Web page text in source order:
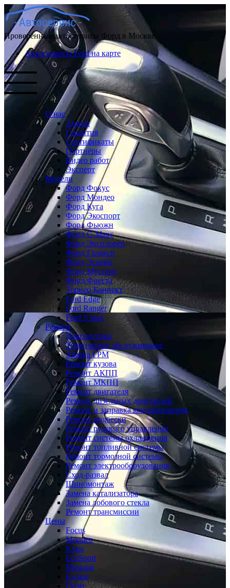
Проверенные автосервисы Форд в Москве
Автосервисы Ford на карте
О нас
Акции
Гарантия
Сертификаты
Партнёры
Видео работ
Эксперт
Модели
Форд Фокус
Форд Мондео
Форд Куга
Форд Экоспорт
Форд Фьюжн
Форд С-Макс
Форд Эксплорер
Форд Галакси
Форд Эскейп
Форд Мустанг
Форд Фиеста
Торнео Коннект
Ford Edge
Ford Ranger
Ford S max
Ремонт
Диагностика
Техническое обслуживание
Замена ГРМ
Ремонт кузова
Ремонт АКПП
Ремонт МКПП
Ремонт двигателя
Ремонт дизельных двигателей
Ремонт и заправка кондиционеров
Ремонт подвески
Ремонт рулевого управления
Ремонт системы охлаждения
Ремонт топливной системы
Ремонт тормозной системы
Ремонт электрооборудования
Сход-развал
Шиномонтаж
Замена катализатора
Замена лобового стекла
Ремонт трансмиссии
Цены
Focus
Mondeo
Kuga
EcoSport
Mustang
Escape
Fiesta